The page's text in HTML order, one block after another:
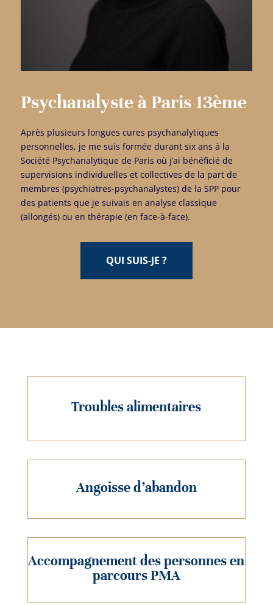
Psychanalyste à Paris 13ème
Après plusieurs longues cures psychanalytiques
personnelles, je me suis formée durant six ans à la
Société Psychanalytique de Paris où j’ai bénéficié de
supervisions individuelles et collectives de la part de
membres (psychiatres-psychanalystes) de la SPP pour
des patients que je suivais en analyse classique
(allongés) ou en thérapie (en face-à-face).
QUI SUIS-JE ?
Troubles alimentaires
Angoisse d’abandon
Accompagnement des personnes en
parcours PMA